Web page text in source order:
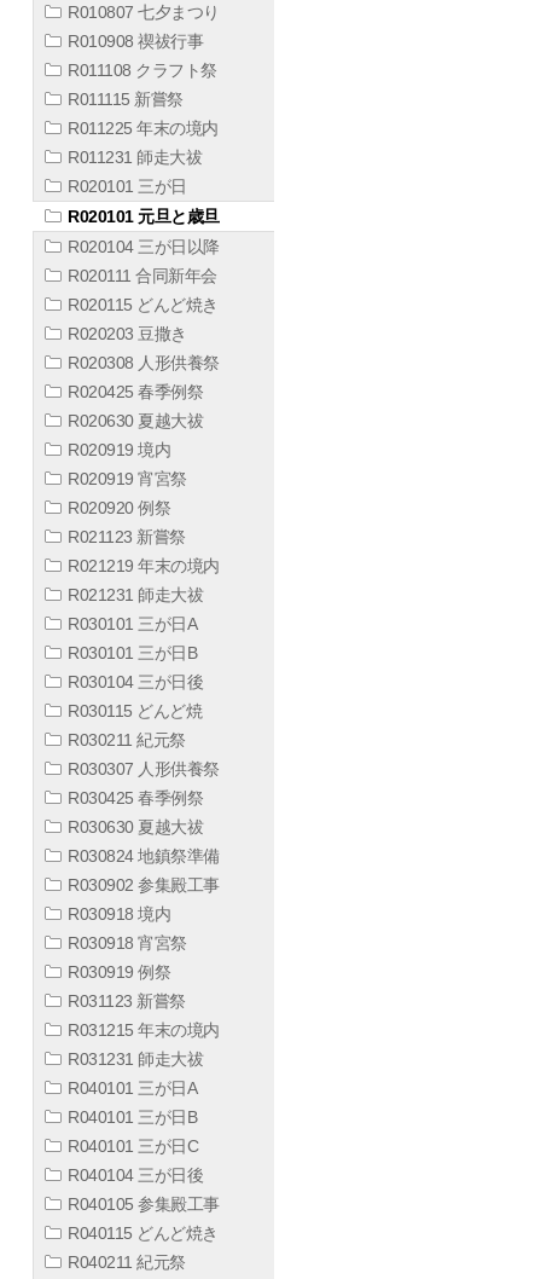
R010807 七夕まつり
R010908 禊祓行事
R011108 クラフト祭
R011115 新嘗祭
R011225 年末の境内
R011231 師走大祓
R020101 三が日
R020101 元旦と歳旦
R020104 三が日以降
R020111 合同新年会
R020115 どんど焼き
R020203 豆撒き
R020308 人形供養祭
R020425 春季例祭
R020630 夏越大祓
R020919 境内
R020919 宵宮祭
R020920 例祭
R021123 新嘗祭
R021219 年末の境内
R021231 師走大祓
R030101 三が日A
R030101 三が日B
R030104 三が日後
R030115 どんど焼
R030211 紀元祭
R030307 人形供養祭
R030425 春季例祭
R030630 夏越大祓
R030824 地鎮祭準備
R030902 参集殿工事
R030918 境内
R030918 宵宮祭
R030919 例祭
R031123 新嘗祭
R031215 年末の境内
R031231 師走大祓
R040101 三が日A
R040101 三が日B
R040101 三が日C
R040104 三が日後
R040105 参集殿工事
R040115 どんど焼き
R040211 紀元祭